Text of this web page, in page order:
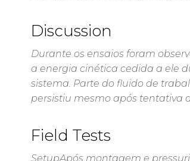
Discussion
Durante os ensaios foram
a energia cinética cedida a ele
sistema. Parte do fluido de
persistiu mesmo após tentativa
Field Tests
SetupApós montagem e